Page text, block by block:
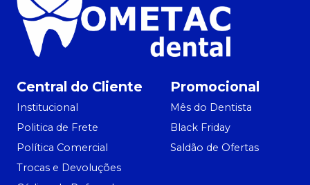
Central do Cliente
Institucional
Politica de Frete
Política Comercial
Trocas e Devoluções
Promocional
Mês do Dentista
Black Friday
Saldão de Ofertas